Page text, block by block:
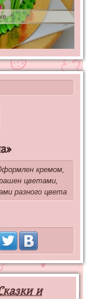
кремом,
цветами,
разного цвета
и